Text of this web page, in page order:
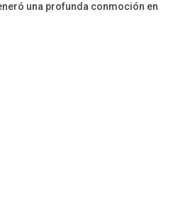
una profunda conmoción en